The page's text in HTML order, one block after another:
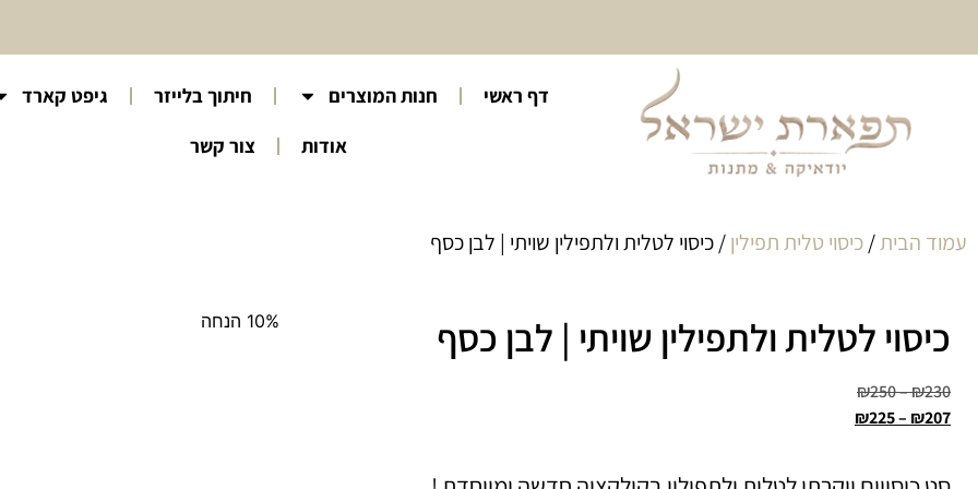
10% הנחה על כל קטגוריית
כיסוי לטלית ולתפילין דף ראשי חנות המוצרים חיתוך בלייזר
גיפט קארד
אודות
צור קשר
עמוד הבית/כיסוי טלית תפילין/ כיסוי לטלית ולתפילין שויתי | לבן כסף
כיסוי לטלית ולתפילין שויתי | לבן כסף
₪230
–
₪250
₪207
–
₪225
10% הנחה